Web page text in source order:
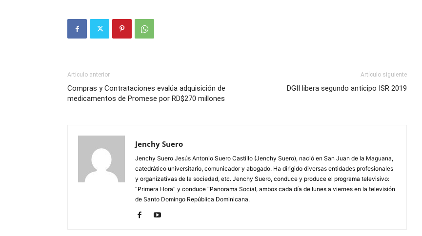
Artículo anterior
Compras y Contrataciones evalúa adquisición de
medicamentos de Promese por RD$270 millones
Artículo siguiente
DGII libera segundo anticipo ISR 2019
Jenchy Suero
Jenchy Suero Jesús Antonio Suero Castillo (Jenchy Suero), nació en San Juan de la Maguana,
catedrático universitario, comunicador y abogado. Ha dirigido diversas entidades profesionales
y organizativas de la sociedad, etc. Jenchy Suero, conduce y produce el programa televisivo:
“Primera Hora” y conduce “Panorama Social, ambos cada día de lunes a viernes en la televisión
de Santo Domingo República Dominicana.